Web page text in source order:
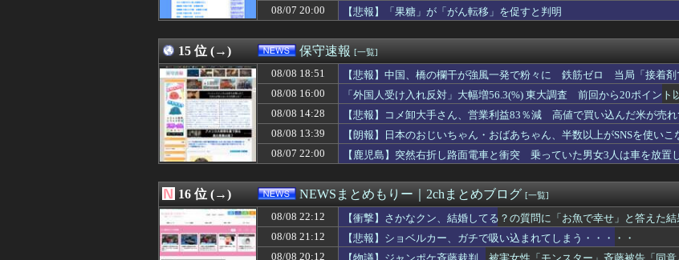
08/08 21:40
共産党「熊本地震救援募金のお願いをしていたところ、中指を立てられました。中指
08/08 21:39
ランドセル見ながら友達とタイガーマスクの話をしていたら、後ろからおばさんが「
08/08 21:39
夫友人の離婚話に夫が「第三者の立会人」を頼まれた。離婚理由はお嫁さんのヒスと
08/07 20:00
【悲報】「果糖」が「がん転移」を促すと判明
15 位 (→) 保守速報 [一覧]
08/08 18:51
【悲報】中国、橋の欄干が強風一発で粉々に 鉄筋ゼロ 当局「接着剤
08/08 16:00
「外国人受け入れ反対」大幅増56.3(%) 東大調査 前回から20ポイント
08/08 14:28
【悲報】コメ卸大手さん、営業利益83％減 高値で買い込んだ米が売
08/08 13:39
【朗報】日本のおじいちゃん・おばあちゃん、半数以上がSNSを使い
08/07 22:00
【鹿児島】突然右折し路面電車と衝突 乗っていた男女3人は車を放置
16 位 (→) NEWSまとめもりー｜2chまとめブログ [一覧]
08/08 22:12
【衝撃】さかなクン、結婚してる？の質問に「お魚で幸せ」と答えた結
08/08 21:12
【悲報】ショベルカー、ガチで吸い込まれてしまう・・・・・
08/08 20:12